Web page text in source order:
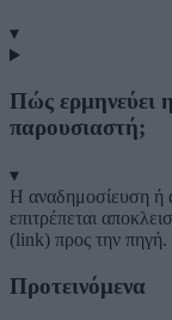
▾
Πώς ερμηνεύει
παρουσιαστή;
▾
Η αναδημοσίευση ή
επιτρέπεται
(link) προς την πηγή.
Προτεινόμενα